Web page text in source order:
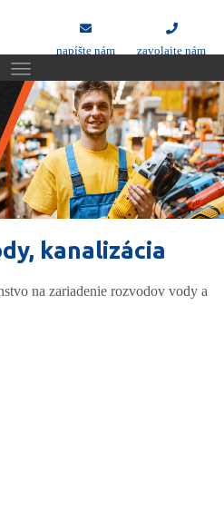
napíšte nám zavolajte nám
kanalizácia
na zariadenie rozvodov vody a